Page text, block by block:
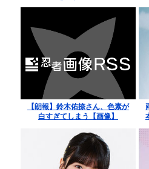
【朗報】鈴木佑捺さん、色素が
白すぎてしまう【画像】